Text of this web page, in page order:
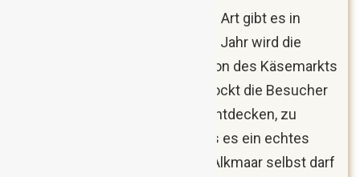
Ein Schauspiel der besonderen Art gibt es in
Alkmaar zu beobachten. Jedes Jahr wird die
mittlerweile 425-jährige Tradition des Käsemarkts
aufs Neue durchgespielt und lockt die Besucher
in Strömen. Es gibt so viel zu entdecken, zu
bestaunen und zu kosten, dass es ein echtes
Vergnügen ist. Auch die Stadt Alkmaar selbst darf